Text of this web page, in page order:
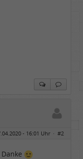
- 16:01 Uhr · #2